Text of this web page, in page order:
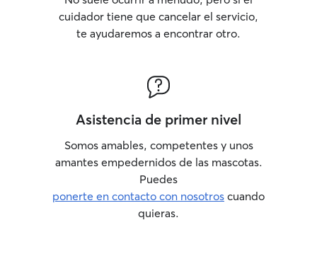
cuidador tiene que cancelar el servicio,
te ayudaremos a encontrar otro.
Asistencia de primer nivel
Somos amables, competentes y unos
amantes empedernidos de las mascotas.
Puedes
ponerte en contacto con nosotros cuando
quieras.